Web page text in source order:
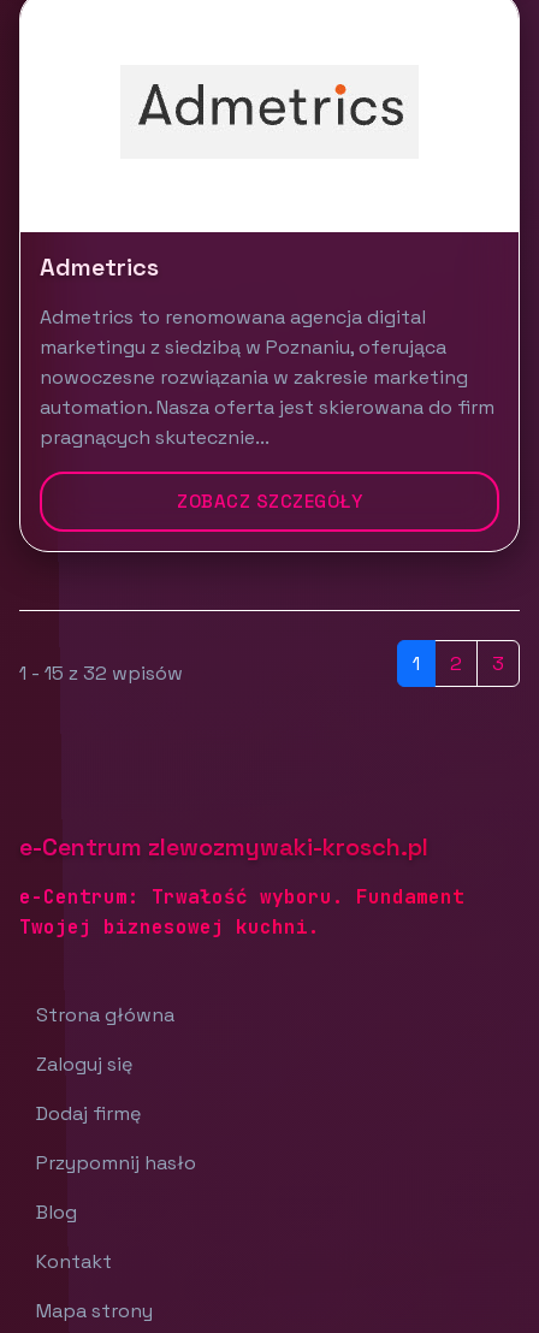
Admetrics
Admetrics to renomowana agencja digital
marketingu z siedzibą w Poznaniu, oferująca
nowoczesne rozwiązania w zakresie marketing
automation. Nasza oferta jest skierowana do firm
pragnących skutecznie...
ZOBACZ SZCZEGÓŁY
1 - 15 z 32 wpisów 1 2 3
e-Centrum zlewozmywaki-krosch.pl
e-Centrum: Trwałość wyboru. Fundament
Twojej biznesowej kuchni.
Strona główna
Zaloguj się
Dodaj firmę
Przypomnij hasło
Blog
Kontakt
Mapa strony